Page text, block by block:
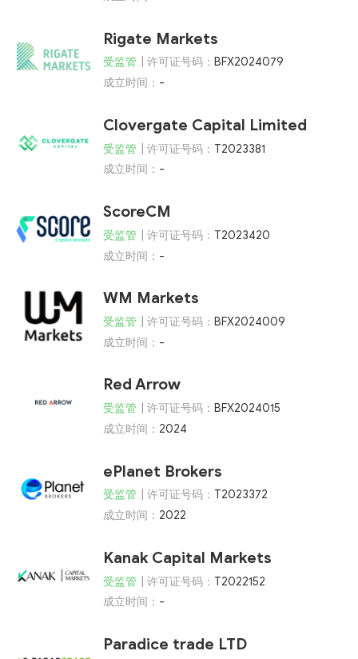
Rigate Markets
受监管 | 许可证号码： BFX2024079
成立时间： -
Clovergate Capital Limited
受监管 | 许可证号码： T2023381
成立时间： -
ScoreCM
受监管 | 许可证号码： T2023420
成立时间： -
WM Markets
受监管 | 许可证号码： BFX2024009
成立时间： -
Red Arrow
受监管 | 许可证号码： BFX2024015
成立时间： 2024
ePlanet Brokers
受监管 | 许可证号码： T2023372
成立时间： 2022
Kanak Capital Markets
受监管 | 许可证号码： T2022152
成立时间： -
Paradice trade LTD